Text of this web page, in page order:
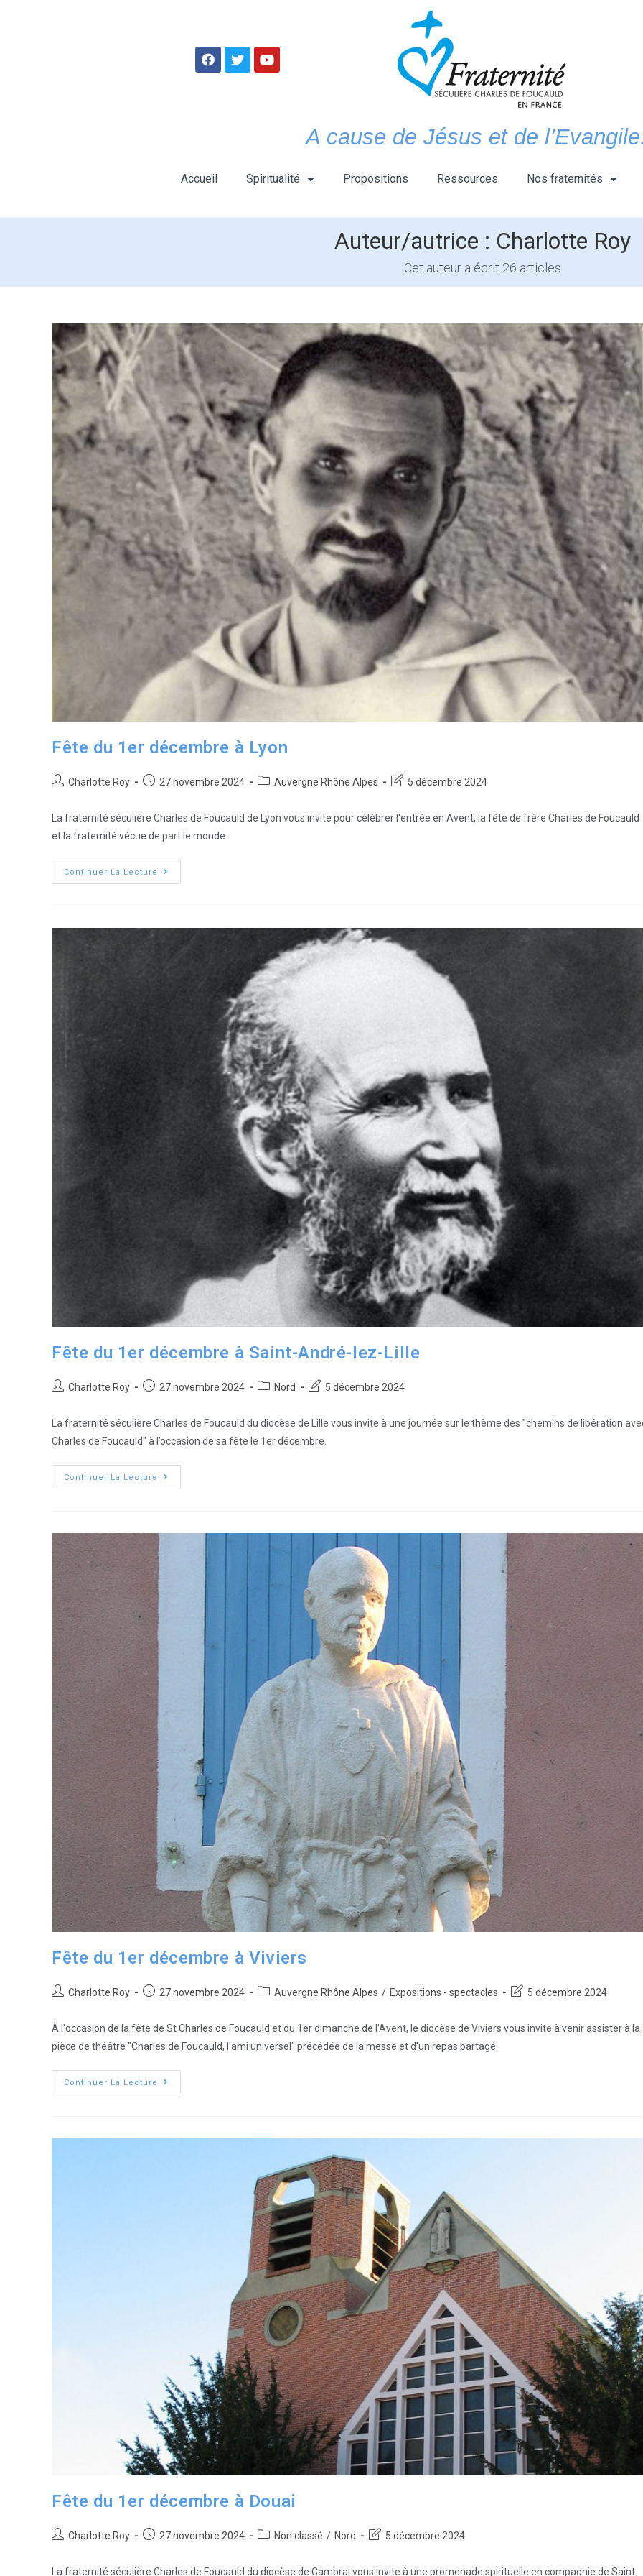
A cause de Jésus et de
Accueil Spiritualité Propositions Ressources Nos fraternités
Auteur/autrice : Charlotte Roy
Cet auteur a écrit 26 articles
Fête du 1er décembre à Lyon
Charlotte Roy 27 novembre 2024 Auvergne Rhône Alpes 5 décembre 2024
La fraternité séculière Charles de Foucauld de Lyon vous invite pour célébrer l'entrée en Avent, la fête de frère Charles de Foucauld
et la fraternité vécue de part le monde.
Continuer La Lecture
Fête du 1er décembre à Saint-André-lez-Lille
Charlotte Roy 27 novembre 2024 Nord 5 décembre 2024
La fraternité séculière Charles de Foucauld du diocèse de Lille vous invite à une journée sur le thème des "chemins de libération
Charles de Foucauld" à l’occasion de sa fête le 1er décembre.
Continuer La Lecture
Fête du 1er décembre à Viviers
Charlotte Roy 27 novembre 2024 Auvergne Rhône Alpes / Expositions - spectacles 5 décembre 2024
À l'occasion de la fête de St Charles de Foucauld et du 1er dimanche de l'Avent, le diocèse de Viviers vous invite à venir assister à la
pièce de théâtre "Charles de Foucauld, l'ami universel" précédée de la messe et d'un repas partagé.
Continuer La Lecture
Fête du 1er décembre à Douai
Charlotte Roy 27 novembre 2024 Non classé / Nord 5 décembre 2024
La fraternité séculière Charles de Foucauld du diocèse de Cambrai vous invite à une promenade spirituelle en compagnie de Saint